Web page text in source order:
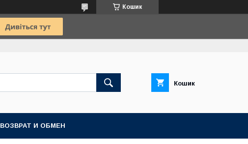
Кошик
Кошик
ВОЗВРАТ И ОБМЕН